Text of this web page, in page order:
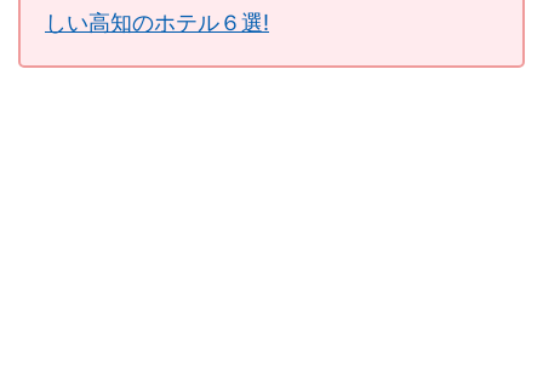
しい高知のホテル６選!